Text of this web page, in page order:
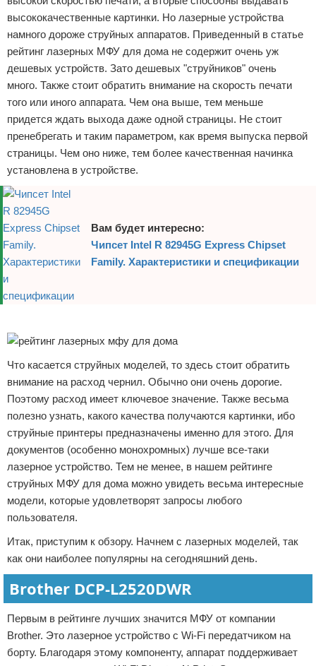
высококачественные картинки. Но лазерные устройства
намного дороже струйных аппаратов. Приведенный в статье
рейтинг лазерных МФУ для дома не содержит очень уж
дешевых устройств. Зато дешевых "струйников" очень
много. Также стоит обратить внимание на скорость печати
того или иного аппарата. Чем она выше, тем меньше
придется ждать выхода даже одной страницы. Не стоит
пренебрегать и таким параметром, как время выпуска первой
страницы. Чем оно ниже, тем более качественная начинка
установлена в устройстве.
Вам будет интересно:
Чипсет Intel R 82945G Express Chipset
Family. Характеристики и спецификации
Что касается струйных моделей, то здесь стоит обратить
внимание на расход чернил. Обычно они очень дорогие.
Поэтому расход имеет ключевое значение. Также весьма
полезно узнать, какого качества получаются картинки, ибо
струйные принтеры предназначены именно для этого. Для
документов (особенно монохромных) лучше все-таки
лазерное устройство. Тем не менее, в нашем рейтинге
струйных МФУ для дома можно увидеть весьма интересные
модели, которые удовлетворят запросы любого
пользователя.
Итак, приступим к обзору. Начнем с лазерных моделей, так
как они наиболее популярны на сегодняшний день.
Brother DCP-L2520DWR
Первым в рейтинге лучших значится МФУ от компании
Brother. Это лазерное устройство с Wi-Fi передатчиком на
борту. Благодаря этому компоненту, аппарат поддерживает